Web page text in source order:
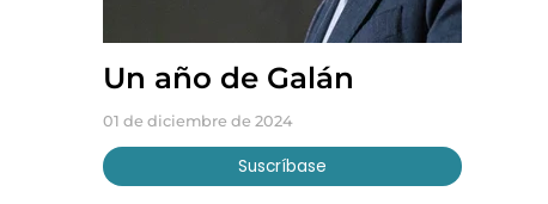
Un año de Galán
01 de diciembre de 2024
Suscríbase